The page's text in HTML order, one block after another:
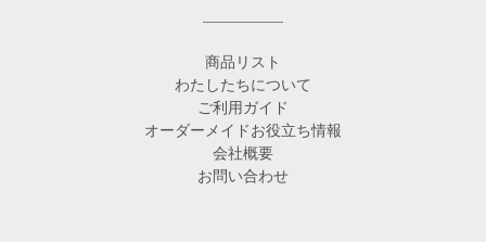
商品リスト
わたしたちについて
ご利用ガイド
オーダーメイドお役立ち情報
会社概要
お問い合わせ